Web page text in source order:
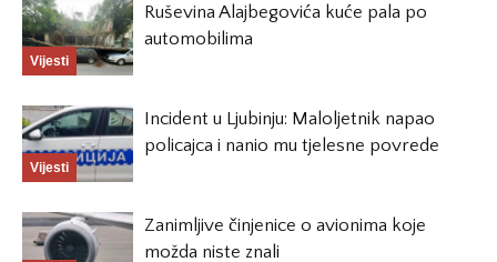
Vijesti
Ruševina Alajbegovića kuće pala po
automobilima
Vijesti
Incident u Ljubinju: Maloljetnik napao
policajca i nanio mu tjelesne povrede
Zanimljive činjenice o avionima koje
možda niste znali